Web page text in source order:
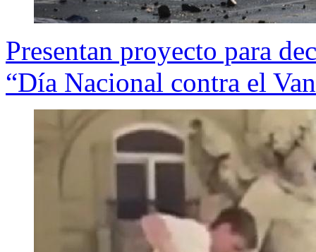
Presentan proyecto para
“Día Nacional contra el